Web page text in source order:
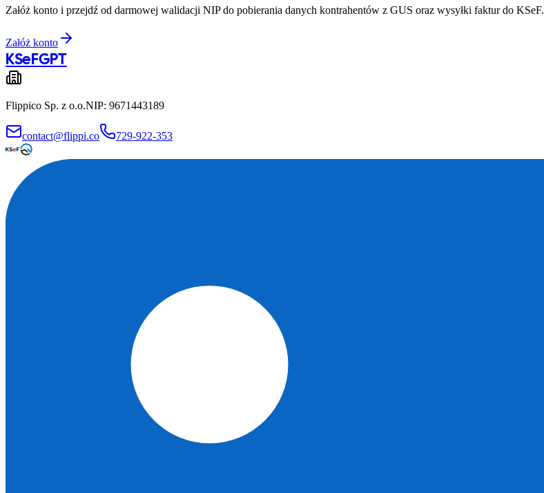
Załóż konto i przejdź od darmowej walidacji NIP do pobierania danych kontrahentów z GUS oraz wysyłki faktur do KSeF.
Załóż konto
KSeFGPT
Flippico Sp. z o.o.NIP: 9671443189
contact@flippi.co 729-922-353